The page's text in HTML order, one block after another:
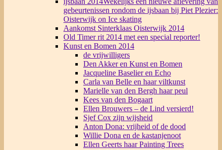
gebeurtenissen rondom de ijsbaan bij Piet Plezier:
Oisterwijk on Ice skating
Aankomst Sinterklaas Oisterwijk 2014
Old Timer rit 2014 met een special reporter!
Kunst en Bomen 2014
de vrijwilligers
Den Akker en Kunst en Bomen
Jacqueline Baselier en Echo
Carla van Belle en haar viltkunst
Marielle van den Bergh haar peul
Kees van den Bogaart
Ellen Brouwers – de Lind versierd!
Sjef Cox zijn wijsheid
Anton Dona: vrijheid of de dood
Willie Dona en de kastanjenoot
Ellen Geerts haar Painting Trees